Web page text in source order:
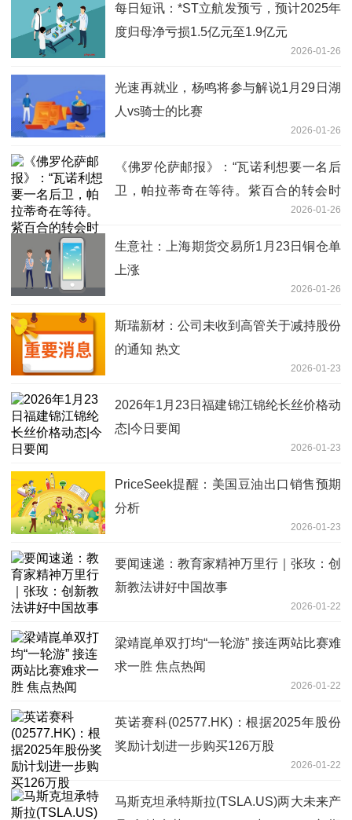
每日短讯：*ST立航发预亏，预计2025年
度归母净亏损1.5亿元至1.9亿元
2026-01-26
光速再就业，杨鸣将参与解说1月29日湖
人vs骑士的比赛
2026-01-26
《佛罗伦萨邮报》：“瓦诺利想要一名后
卫，帕拉蒂奇在等待。紫百合的转会时
2026-01-26
生意社：上海期货交易所1月23日铜仓单
上涨
2026-01-26
斯瑞新材：公司未收到高管关于减持股份
的通知 热文
2026-01-23
2026年1月23日福建锦江锦纶长丝价格动
态|今日要闻
2026-01-23
PriceSeek提醒：美国豆油出口销售预期
分析
2026-01-23
要闻速递：教育家精神万里行｜张玫：创
新教法讲好中国故事
2026-01-22
梁靖崑单双打均“一轮游” 接连两站比赛难
求一胜 焦点热闻
2026-01-22
英诺赛科(02577.HK)：根据2025年股份
奖励计划进一步购买126万股
2026-01-22
马斯克坦承特斯拉(TSLA.US)两大未来产